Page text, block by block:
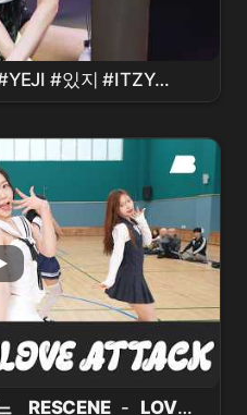
#있지 #ITZY
RESCENE - LOVE